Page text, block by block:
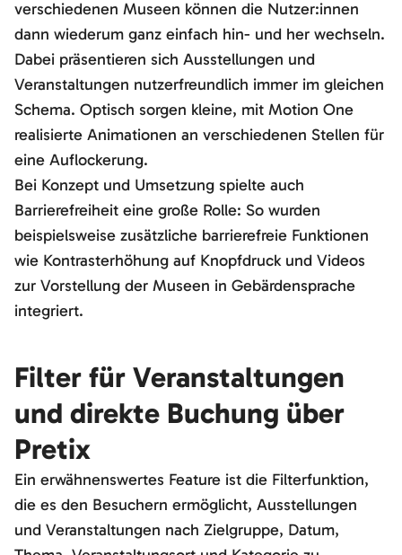
verschiedenen Museen können die Nutzer:innen
dann wiederum ganz einfach hin- und her wechseln.
Dabei präsentieren sich Ausstellungen und
Veranstaltungen nutzerfreundlich immer im gleichen
Schema. Optisch sorgen kleine, mit Motion One
realisierte Animationen an verschiedenen Stellen für
eine Auflockerung.
Bei Konzept und Umsetzung spielte auch
Barrierefreiheit eine große Rolle: So wurden
beispielsweise zusätzliche barrierefreie Funktionen
wie Kontrasterhöhung auf Knopfdruck und Videos
zur Vorstellung der Museen in Gebärdensprache
integriert.
Filter für Veranstaltungen
und direkte Buchung über
Pretix
Ein erwähnenswertes Feature ist die Filterfunktion,
die es den Besuchern ermöglicht, Ausstellungen
und Veranstaltungen nach Zielgruppe, Datum,